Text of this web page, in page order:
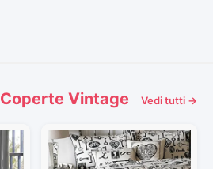
Coperte Vintage Vedi tutti →